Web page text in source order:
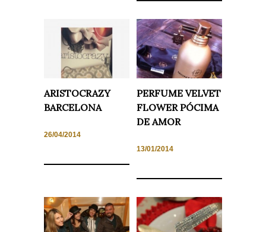
ARISTOCRAZY
BARCELONA
26/04/2014
PERFUME VELVET
FLOWER PÓCIMA
DE AMOR
13/01/2014
mejor posible
cookies,
funcionalidades
Marketing
mientras visitas
nuestro sitio,
aumentas la
posibilidad de